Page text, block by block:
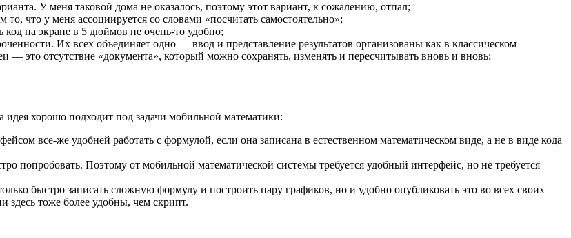
У меня таковой дома не оказалось, поэтому этот вариант, к сожалению, отпал;
что у меня ассоциируется со словами «посчитать самостоятельно»;
на экране в 5 дюймов не очень-то удобно;
Их всех объединяет одно — ввод и представление результатов организованы как в классическом
— это отсутствие «документа», который можно сохранять, изменять и пересчитывать вновь и вновь;
идея хорошо подходит под задачи мобильной математики:
все-же удобней работать с формулой, если она записана в естественном математическом виде, а не в виде кода
попробовать. Поэтому от мобильной математической системы требуется удобный интерфейс, но не требуется
быстро записать сложную формулу и построить пару графиков, но и удобно опубликовать это во всех своих
здесь тоже более удобны, чем скрипт.